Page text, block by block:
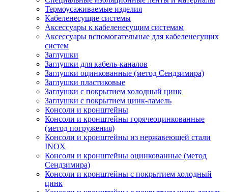
Термоусаживаемые изделия
Кабеленесущие системы
Аксессуары к кабеленесущим системам
Аксессуары вспомогательные для кабеленесущих
систем
Заглушки
Заглушки для кабель-каналов
Заглушки оцинкованные (метод Сендзимира)
Заглушки пластиковые
Заглушки с покрытием холодный цинк
Заглушки с покрытием цинк-ламель
Консоли и кронштейны
Консоли и кронштейны горячеоцинкованные
(метод погружения)
Консоли и кронштейны из нержавеющей стали
INOX
Консоли и кронштейны оцинкованные (метод
Сендзимира)
Консоли и кронштейны с покрытием холодный
цинк